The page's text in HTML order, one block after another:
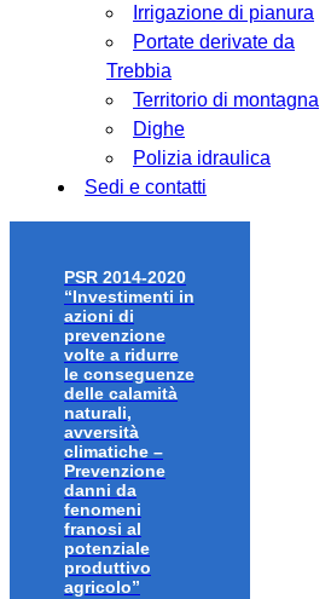
Irrigazione di pianura
Portate derivate da
Trebbia
Territorio di montagna
Dighe
Polizia idraulica
Sedi e contatti
PSR 2014-2020
“Investimenti in
azioni di
prevenzione
volte a ridurre
le conseguenze
delle calamità
naturali,
avversità
climatiche –
Prevenzione
danni da
fenomeni
franosi al
potenziale
produttivo
agricolo”